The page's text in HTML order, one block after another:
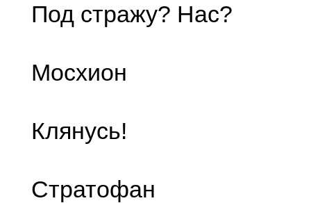
Под стражу? Нас?
Мосхион
Клянусь!
Стратофан